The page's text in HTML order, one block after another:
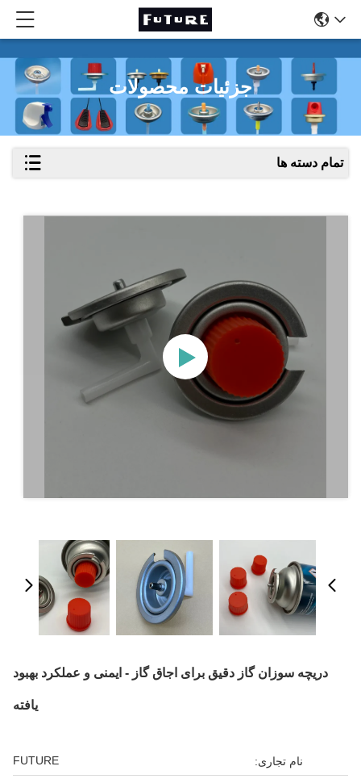
جزئیات محصولات
تمام دسته ها
دریچه سوزان گاز دقیق برای اجاق گاز - ایمنی و عملکرد بهبود
یافته
نام تجاری: FUTURE